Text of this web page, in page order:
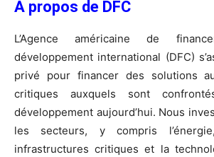
À propos de DFC
L’Agence américaine de
développement international (DFC)
privé pour financer des solutions
critiques auxquels sont
développement aujourd’hui. Nous
les secteurs, y compris
infrastructures critiques et la